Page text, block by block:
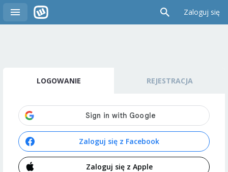
Zaloguj się
LOGOWANIE REJESTRACJA
Zaloguj się z Facebook
Zaloguj się z Apple